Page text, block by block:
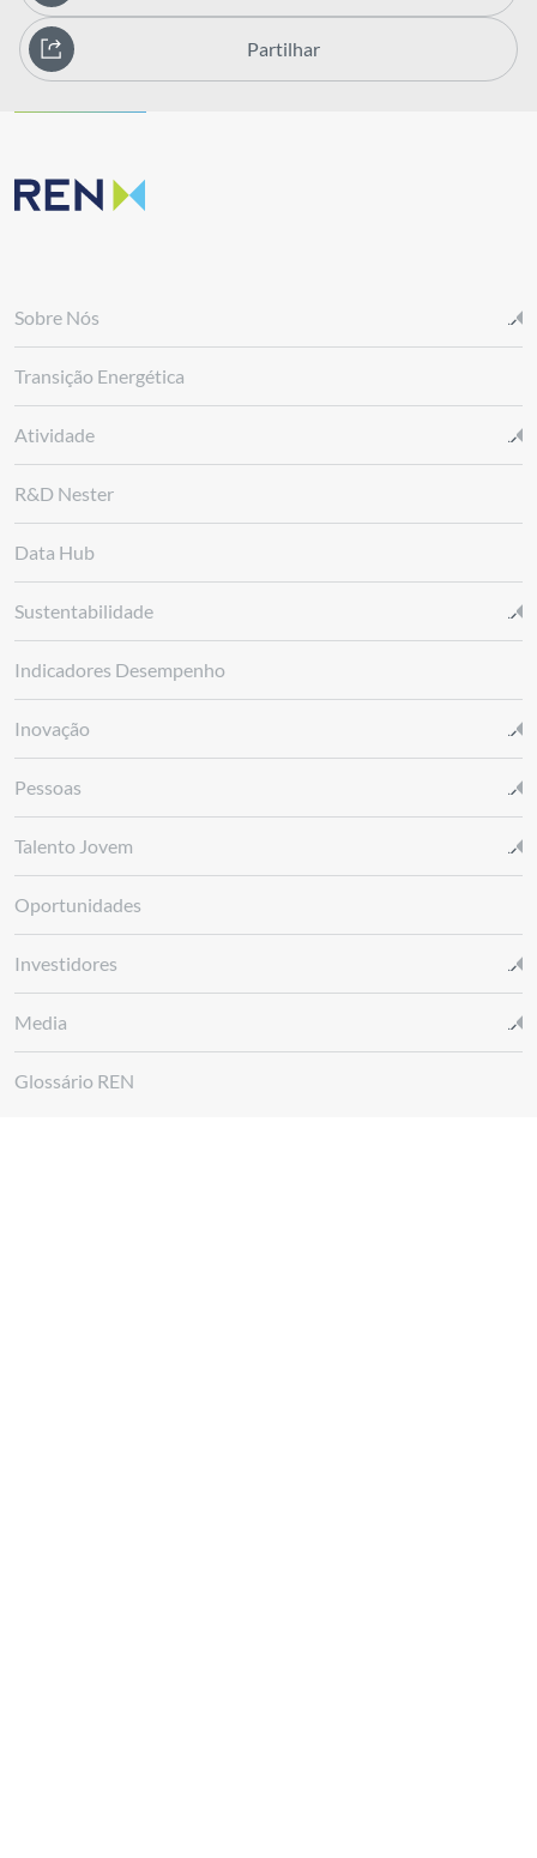
Partilhar
Sobre Nós
Transição Energética
Atividade
R&D Nester
Data Hub
Sustentabilidade
Indicadores Desempenho
Inovação
Pessoas
Talento Jovem
Oportunidades
Investidores
Media
Glossário REN